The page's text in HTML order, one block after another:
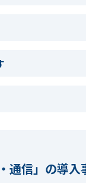
通信」の導入